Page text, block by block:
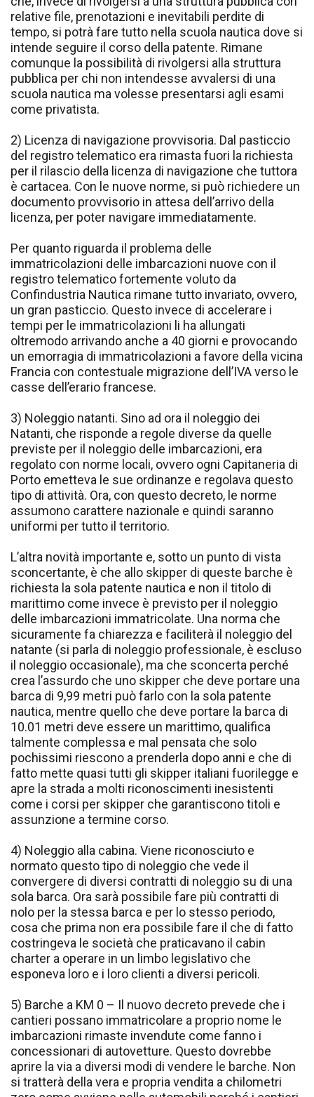
relative file, prenotazioni e inevitabili perdite di
tempo, si potrà fare tutto nella scuola nautica dove si
intende seguire il corso della patente. Rimane
comunque la possibilità di rivolgersi alla struttura
pubblica per chi non intendesse avvalersi di una
scuola nautica ma volesse presentarsi agli esami
come privatista.
2) Licenza di navigazione provvisoria. Dal pasticcio
del registro telematico era rimasta fuori la richiesta
per il rilascio della licenza di navigazione che tuttora
è cartacea. Con le nuove norme, si può richiedere un
documento provvisorio in attesa dell’arrivo della
licenza, per poter navigare immediatamente.
Per quanto riguarda il problema delle
immatricolazioni delle imbarcazioni nuove con il
registro telematico fortemente voluto da
Confindustria Nautica rimane tutto invariato, ovvero,
un gran pasticcio. Questo invece di accelerare i
tempi per le immatricolazioni li ha allungati
oltremodo arrivando anche a 40 giorni e provocando
un emorragia di immatricolazioni a favore della vicina
Francia con contestuale migrazione dell’IVA verso le
casse dell’erario francese.
3) Noleggio natanti. Sino ad ora il noleggio dei
Natanti, che risponde a regole diverse da quelle
previste per il noleggio delle imbarcazioni, era
regolato con norme locali, ovvero ogni Capitaneria di
Porto emetteva le sue ordinanze e regolava questo
tipo di attività. Ora, con questo decreto, le norme
assumono carattere nazionale e quindi saranno
uniformi per tutto il territorio.
L’altra novità importante e, sotto un punto di vista
sconcertante, è che allo skipper di queste barche è
richiesta la sola patente nautica e non il titolo di
marittimo come invece è previsto per il noleggio
delle imbarcazioni immatricolate. Una norma che
sicuramente fa chiarezza e faciliterà il noleggio del
natante (si parla di noleggio professionale, è escluso
il noleggio occasionale), ma che sconcerta perché
crea l’assurdo che uno skipper che deve portare una
barca di 9,99 metri può farlo con la sola patente
nautica, mentre quello che deve portare la barca di
10.01 metri deve essere un marittimo, qualifica
talmente complessa e mal pensata che solo
pochissimi riescono a prenderla dopo anni e che di
fatto mette quasi tutti gli skipper italiani fuorilegge e
apre la strada a molti riconoscimenti inesistenti
come i corsi per skipper che garantiscono titoli e
assunzione a termine corso.
4) Noleggio alla cabina. Viene riconosciuto e
normato questo tipo di noleggio che vede il
convergere di diversi contratti di noleggio su di una
sola barca. Ora sarà possibile fare più contratti di
nolo per la stessa barca e per lo stesso periodo,
cosa che prima non era possibile fare il che di fatto
costringeva le società che praticavano il cabin
charter a operare in un limbo legislativo che
esponeva loro e i loro clienti a diversi pericoli.
5) Barche a KM 0 – Il nuovo decreto prevede che i
cantieri possano immatricolare a proprio nome le
imbarcazioni rimaste invendute come fanno i
concessionari di autovetture. Questo dovrebbe
aprire la via a diversi modi di vendere le barche. Non
si tratterà della vera e propria vendita a chilometri